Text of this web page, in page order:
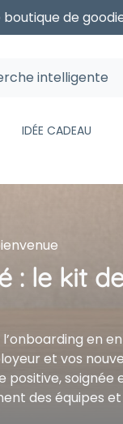
boutique de
IDÉE CADEAU
: le kit
en
et vos
des équipes